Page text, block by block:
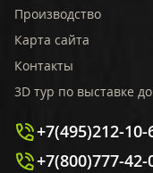
Производство
Карта сайта
Контакты
3D тур по выставке
+7(495)212-10-
+7(800)777-42-